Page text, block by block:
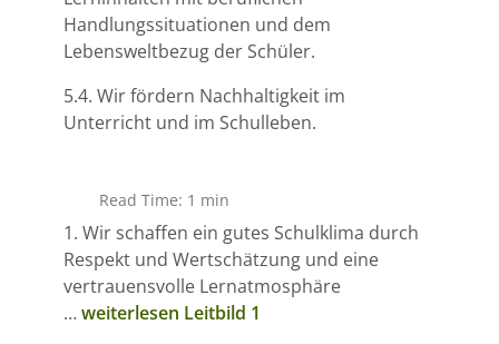
Handlungssituationen und dem
Lebensweltbezug der Schüler.
5.4. Wir fördern Nachhaltigkeit im
Unterricht und im Schulleben.
Read Time: 1 min
1. Wir schaffen ein gutes Schulklima durch
Respekt und Wertschätzung und eine
vertrauensvolle Lernatmosphäre
…weiterlesen Leitbild 1